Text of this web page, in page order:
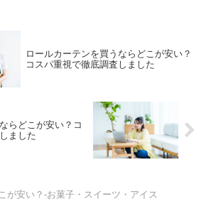
ロールカーテンを買うならどこが安い？
コスパ重視で徹底調査しました
らどこが安い？コ
ました
が安い？-お菓子・スイーツ・アイス